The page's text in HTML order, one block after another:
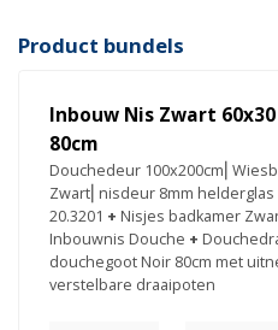
Product bundels
Inbouw Nis Zwart
80cm
Douchedeur
Zwart⎢nisdeur 8mm
20.3201 + Nisjes badkamer
Inbouwnis Douche +
douchegoot Noir 80cm met
verstelbare draaipoten